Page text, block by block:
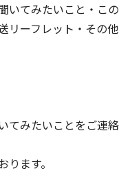
いてみたいこと・こ
リーフレット・その
みたいことをご連絡
ます。